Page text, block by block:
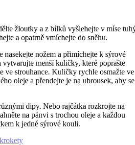
žloutky a z bílků vyšlehejte v míse
a opatrně vmíchejte do sněhu.
nasekejte nožem a přimíchejte k sýrové
vytvarujte menší kuličky, které poprašte
ve strouhance. Kuličky rychle osmažte ve
oleje a přendejte je na ubrousek, aby se
dipy. Nebo rajčátka rozkrojte na
na pánvi s trochou oleje a každou
k jedné sýrové kouli.